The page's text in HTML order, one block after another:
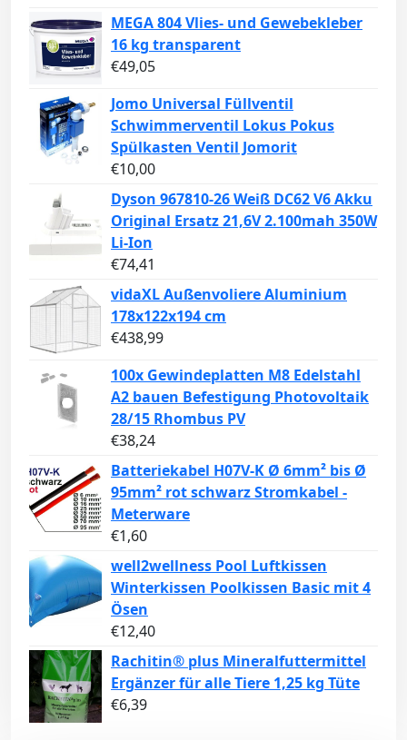
MEGA 804 Vlies- und Gewebekleber
16 kg transparent
€49,05
Jomo Universal Füllventil
Schwimmerventil Lokus Pokus
Spülkasten Ventil Jomorit
€10,00
Dyson 967810-26 Weiß DC62 V6 Akku
Original Ersatz 21,6V 2.100mah 350W
Li-Ion
€74,41
vidaXL Außenvoliere Aluminium
178x122x194 cm
€438,99
100x Gewindeplatten M8 Edelstahl
A2 bauen Befestigung Photovoltaik
28/15 Rhombus PV
€38,24
Batteriekabel H07V-K Ø 6mm² bis Ø
95mm² rot schwarz Stromkabel -
Meterware
€1,60
well2wellness Pool Luftkissen
Winterkissen Poolkissen Basic mit 4
Ösen
€12,40
Rachitin® plus Mineralfuttermittel
Ergänzer für alle Tiere 1,25 kg Tüte
€6,39